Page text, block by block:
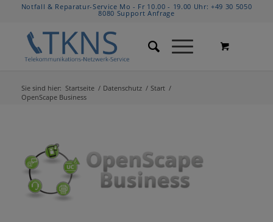
Notfall & Reparatur-Service Mo - Fr 10.00 - 19.00 Uhr:+49 30 5050
8080 Support Anfrage
Sie sind hier: Startseite / Datenschutz / Start /
OpenScape Business